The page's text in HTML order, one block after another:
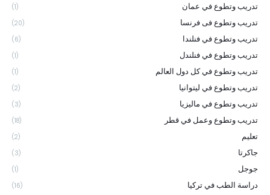
تدريب وتطوع في عمان (1)
تدريب وتطوع فى فرنسا (20)
تدريب وتطوع في فنلندا (6)
تدريب وتطوع في فنلندل (1)
تدريب وتطوع في كل دول العالم (1)
تدريب وتطوع في ليتوانيا (2)
تدريب وتطوع في ماليزيا (3)
تدريب وتطوع وعمل في قطر (18)
تعليم (2)
جاكرتا (3)
جوجل (1)
دراسة الطب في تركيا (16)